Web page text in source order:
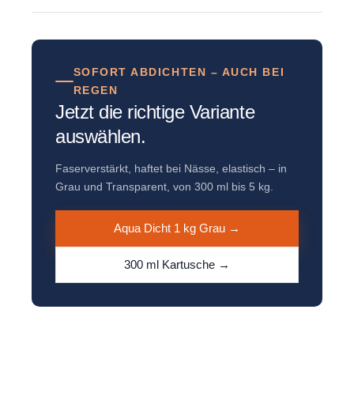
SOFORT ABDICHTEN – AUCH BEI
REGEN
Jetzt die richtige Variante
auswählen.
Faserverstärkt, haftet bei Nässe, elastisch – in
Grau und Transparent, von 300 ml bis 5 kg.
Aqua Dicht 1 kg Grau →
300 ml Kartusche →